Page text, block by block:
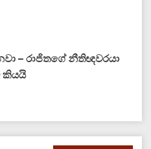
– රාජිතගේ නීතිඥවරයා
කියයි